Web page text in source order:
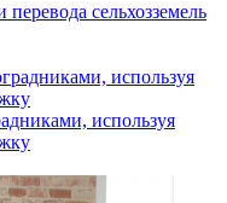
сельхозземель
используя